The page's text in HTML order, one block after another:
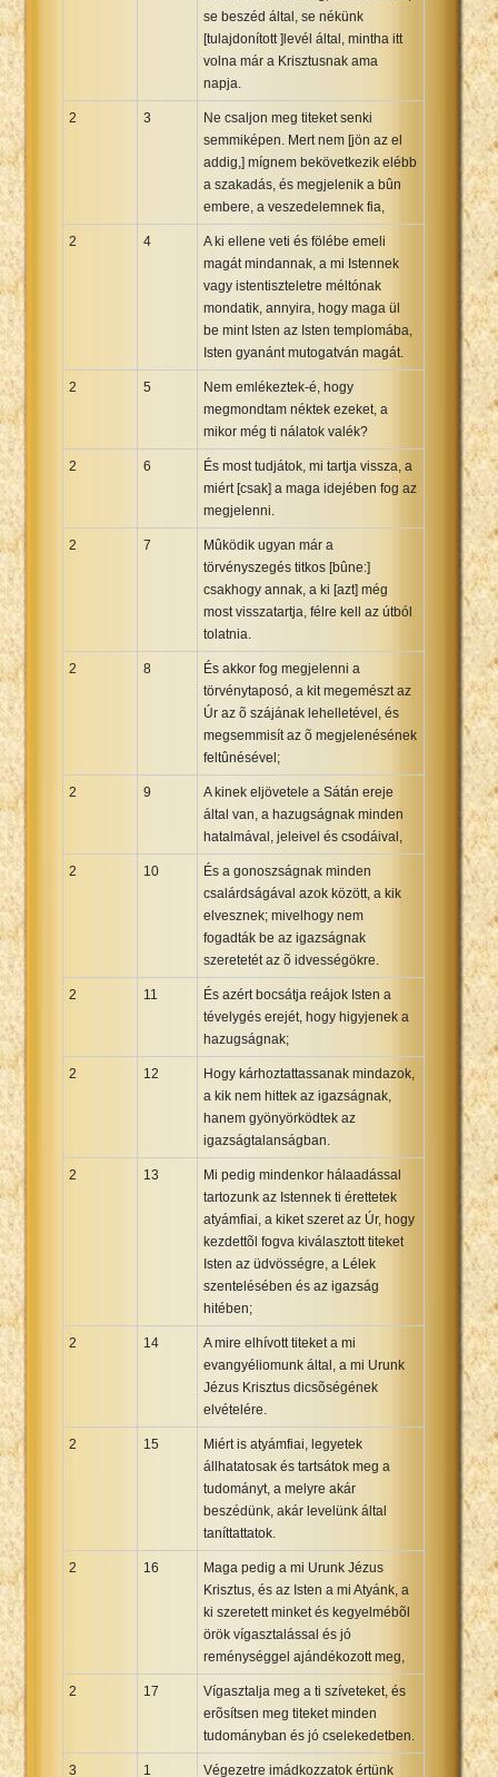
se beszéd által, se nékünk
[tulajdonított ]levél által, mintha itt
volna már a Krisztusnak ama
napja.
2 3
Ne csaljon meg titeket senki
semmiképen. Mert nem [jön az el
addig,] mígnem bekövetkezik elébb
a szakadás, és megjelenik a bûn
embere, a veszedelemnek fia,
2 4
A ki ellene veti és fölébe emeli
magát mindannak, a mi Istennek
vagy istentiszteletre méltónak
mondatik, annyira, hogy maga ül
be mint Isten az Isten templomába,
Isten gyanánt mutogatván magát.
2 5
Nem emlékeztek-é, hogy
megmondtam néktek ezeket, a
mikor még ti nálatok valék?
2 6
És most tudjátok, mi tartja vissza, a
miért [csak] a maga idejében fog az
megjelenni.
2 7
Mûködik ugyan már a
törvényszegés titkos [bûne:]
csakhogy annak, a ki [azt] még
most visszatartja, félre kell az útból
tolatnia.
2 8
És akkor fog megjelenni a
törvénytaposó, a kit megemészt az
Úr az õ szájának lehelletével, és
megsemmisít az õ megjelenésének
feltûnésével;
2 9
A kinek eljövetele a Sátán ereje
által van, a hazugságnak minden
hatalmával, jeleivel és csodáival,
2 10
És a gonoszságnak minden
csalárdságával azok között, a kik
elvesznek; mivelhogy nem
fogadták be az igazságnak
szeretetét az õ idvességökre.
2 11
És azért bocsátja reájok Isten a
tévelygés erejét, hogy higyjenek a
hazugságnak;
2 12
Hogy kárhoztattassanak mindazok,
a kik nem hittek az igazságnak,
hanem gyönyörködtek az
igazságtalanságban.
2 13
Mi pedig mindenkor hálaadással
tartozunk az Istennek ti érettetek
atyámfiai, a kiket szeret az Úr, hogy
kezdettõl fogva kiválasztott titeket
Isten az üdvösségre, a Lélek
szentelésében és az igazság
hitében;
2 14
A mire elhívott titeket a mi
evangyéliomunk által, a mi Urunk
Jézus Krisztus dicsõségének
elvételére.
2 15
Miért is atyámfiai, legyetek
állhatatosak és tartsátok meg a
tudományt, a melyre akár
beszédünk, akár levelünk által
taníttattatok.
2 16
Maga pedig a mi Urunk Jézus
Krisztus, és az Isten a mi Atyánk, a
ki szeretett minket és kegyelmébõl
örök vígasztalással és jó
reménységgel ajándékozott meg,
2 17
Vígasztalja meg a ti szíveteket, és
erõsítsen meg titeket minden
tudományban és jó cselekedetben.
3 1 Végezetre imádkozzatok értünk